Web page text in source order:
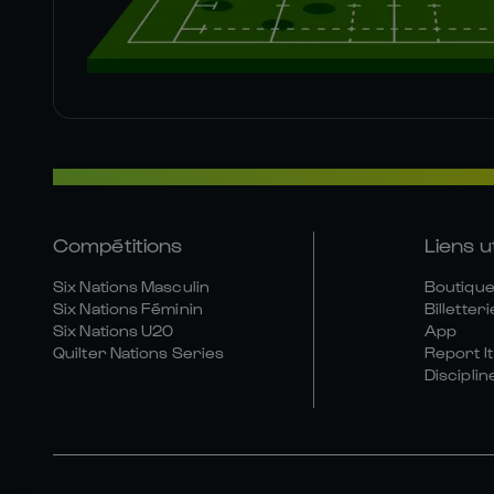
Compétitions
Six Nations Masculin
Six Nations Féminin
Six Nations U20
Quilter Nations Series
Liens
App
Report It